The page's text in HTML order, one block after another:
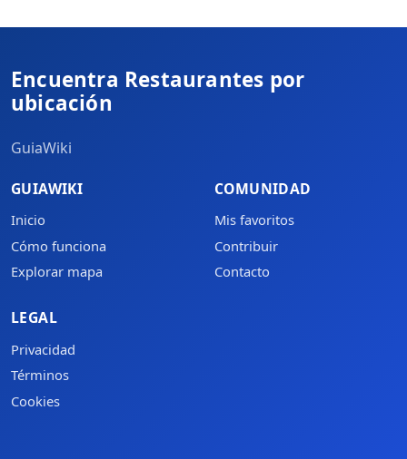
Encuentra Restaurantes por
ubicación
GuiaWiki
GUIAWIKI
Inicio
Cómo funciona
Explorar mapa
COMUNIDAD
Mis favoritos
Contribuir
Contacto
LEGAL
Privacidad
Términos
Cookies